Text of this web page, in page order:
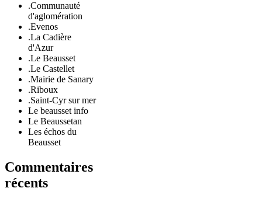
.Communauté
d'aglomération
.Evenos
.La Cadière
d'Azur
.Le Beausset
.Le Castellet
.Mairie de Sanary
.Riboux
.Saint-Cyr sur mer
Le beausset info
Le Beaussetan
Les échos du
Beausset
Commentaires
récents